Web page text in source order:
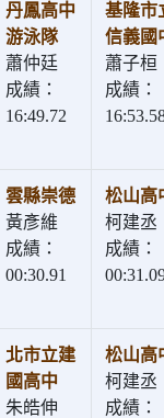
丹鳳高中
游泳隊
蕭仲廷
成績：
16:49.72
基隆市
信義國
蕭子桓
成績：
雲縣崇德
黃彥維
成績：
00:30.91
松山高
柯建丞
成績：
北市立建
國高中
朱皓伸
松山高
柯建丞
成績：